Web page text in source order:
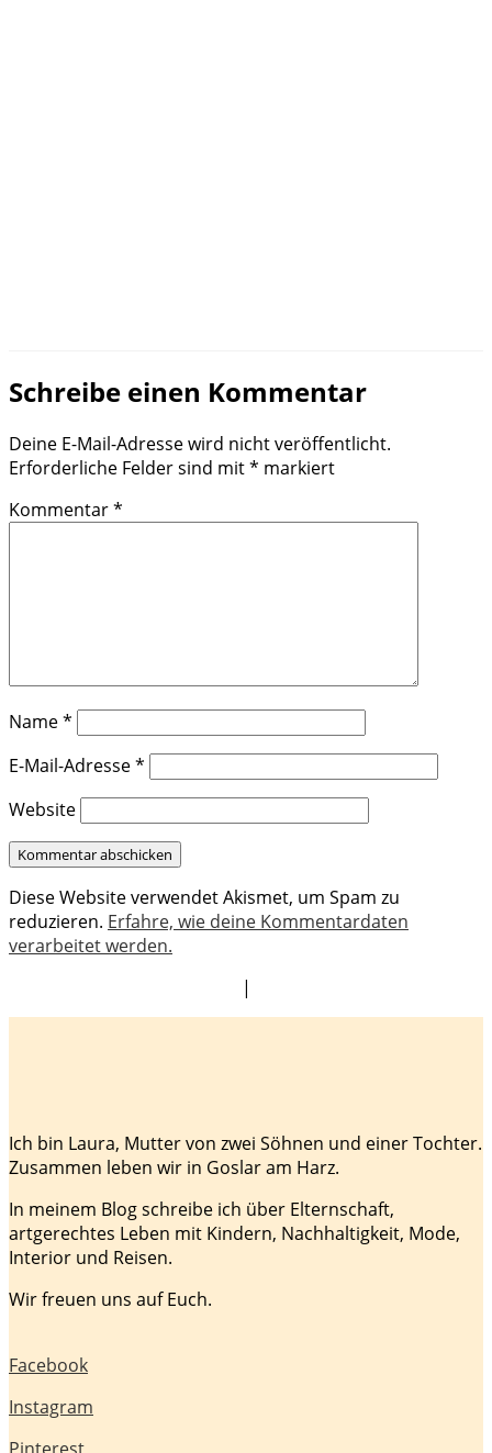
Schreibe einen Kommentar
Deine E-Mail-Adresse wird nicht veröffentlicht.
Erforderliche Felder sind mit* markiert
Kommentar*
Name*
E-Mail-Adresse*
Website
Diese Website verwendet Akismet, um Spam zu
reduzieren. Erfahre, wie deine Kommentardaten
verarbeitet werden.
|
Ich bin Laura, Mutter von zwei Söhnen und einer Tochter.
Zusammen leben wir in Goslar am Harz.
In meinem Blog schreibe ich über Elternschaft,
artgerechtes Leben mit Kindern, Nachhaltigkeit, Mode,
Interior und Reisen.
Wir freuen uns auf Euch.
Facebook
Instagram